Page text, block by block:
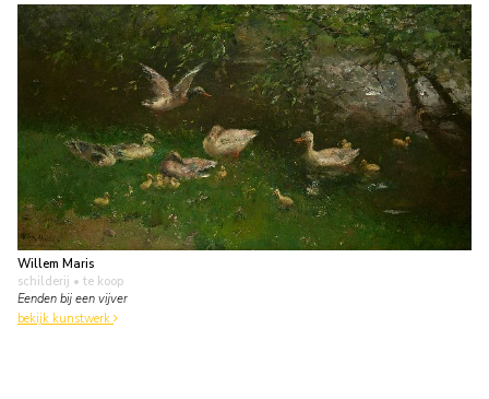
Willem Maris
schilderij • te koop
Eenden bij een vijver
bekijk kunstwerk